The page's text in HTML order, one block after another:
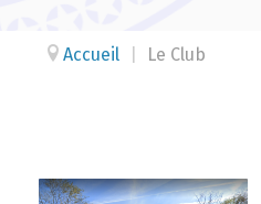
Accueil Le Club